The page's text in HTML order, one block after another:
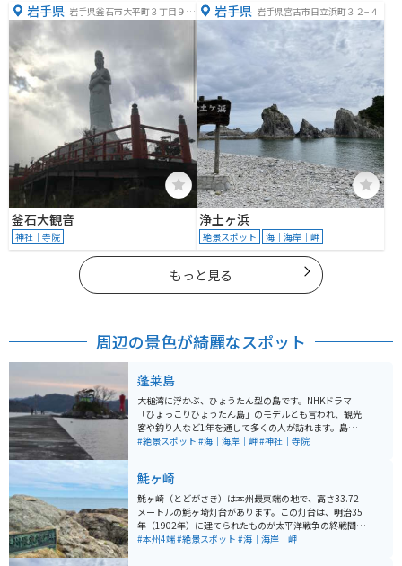
岩手県 岩手県釜石市大平町３丁目９
釜石大観音
神社｜寺院
岩手県 岩手県宮古市日立浜町３２−４
浄土ヶ浜
絶景スポット 海｜海岸｜岬
もっと見る
周辺の景色が綺麗なスポット
蓬莱島
大槌湾に浮かぶ、ひょうたん型の島です。NHKドラマ
「ひょっこりひょうたん島」のモデルとも言われ、観光
客や釣り人など1年を通して多くの人が訪れます。島のお
社には豊漁と航海の安全を祈願し、弁財天が祭られてい
#絶景スポット #海｜海岸｜岬#神社｜寺院
魹ヶ崎
魹ヶ崎（とどがさき）は本州最東端の地で、高さ33.72
メートルの魹ヶ埼灯台があります。この灯台は、明治35
年（1902年）に建てられたものが太平洋戦争の終戦間際
に被災し、昭和25年（1950年）に復旧されたものです。
#本州4端#絶景スポット #海｜海岸｜岬